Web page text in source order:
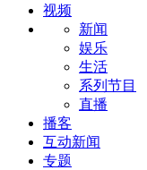
视频
新闻
娱乐
生活
系列节目
直播
播客
互动新闻
专题